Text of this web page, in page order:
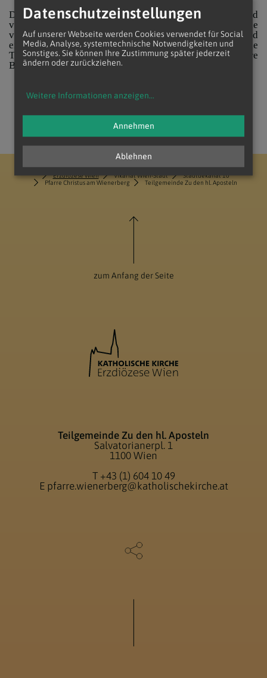
Die pastorale Arbeit in einer so komplexen und
vielfältigen Welt ist, wie wir wissen, nicht einfach. Sie
verlangt von uns unter anderem ein hörendes Herz und
eine kniende Spiritualität, die in die Tiefe führt, in die
Tiefe des Herzens der Menschen. Möge Gott unsere
Bemühungen segnen und Früchte tragen lassen.
Erzdiözese Wien Vikariat Wien-Stadt
Stadtdekanat 10
Pfarre Christus am Wienerberg
Teilgemeinde Zu den hl. Aposteln
zum Anfang der Seite
Teilgemeinde Zu den hl. Aposteln
Salvatorianerpl. 1
1100 Wien
T +43 (1) 604 10 49
E pfarre.wienerberg@katholischekirche.at
Datenschutzeinstellungen
Auf unserer Webseite werden Cookies verwendet für Social
Media, Analyse, systemtechnische Notwendigkeiten und
Sonstiges. Sie können Ihre Zustimmung später jederzeit
ändern oder zurückziehen.
Weitere Informationen anzeigen...
Ablehnen
Annehmen